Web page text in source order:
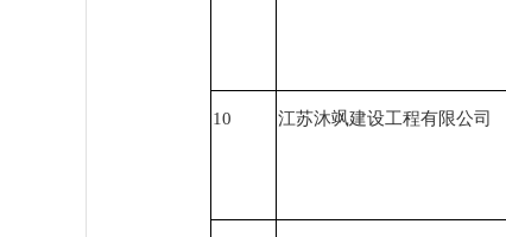
10 江苏沐飒建设工程有限公司